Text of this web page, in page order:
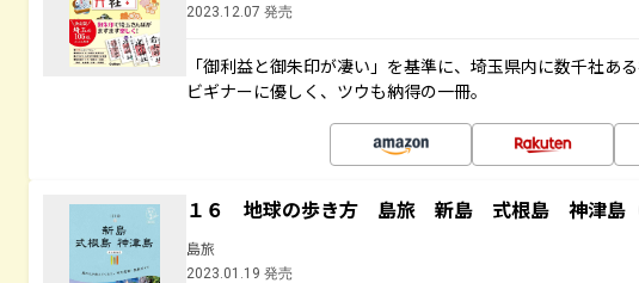
2023.12.07 発売
「御利益と御朱印が凄い」を基準に、埼玉県内に数千社あ
ビギナーに優しく、ツウも納得の一冊。
１６ 地球の歩き方 島旅 新島 式根島 神津島
島旅
2023.01.19 発売